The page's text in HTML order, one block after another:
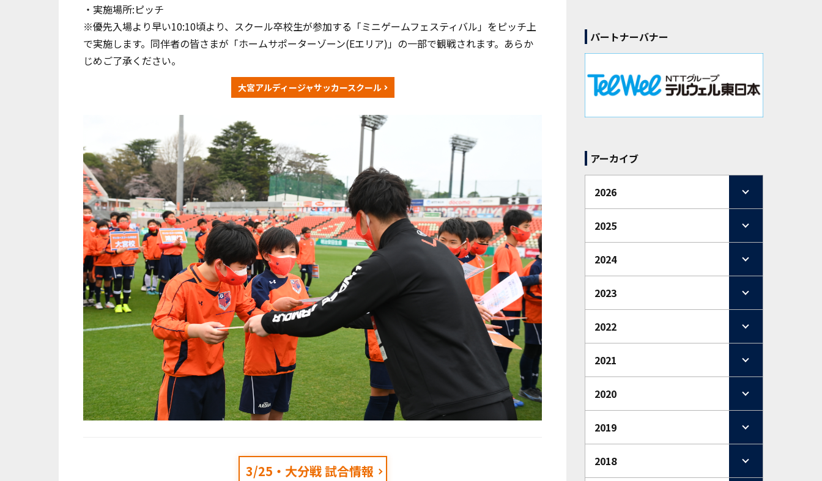
・実施場所:ピッチ
※優先入場より早い10:10頃より、スクール卒校生が参加する「ミニゲームフェスティバル」をピッチ上
で実施します。同伴者の皆さまが「ホームサポーターゾーン(Eエリア)」の一部で観戦されます。あらか
じめご了承ください。
大宮アルディージャサッカースクール
3/25・大分戦 試合情報
パートナーバナー
アーカイブ
2026
2025
2024
2023
2022
2021
2020
2019
2018